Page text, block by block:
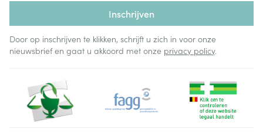
Inschrijven
Door op inschrijven te klikken, schrijft u zich in voor onze
nieuwsbrief en gaat u akkoord met onze privacy policy.